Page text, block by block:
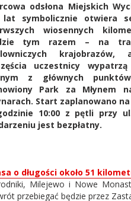
odsłona Miejskich
symbolicznie otwiera
wiosennych
tym razem – na
uczestnicy
z głównych
Park za Młynem
Start zaplanowano
10:00 z pętli przy
jest bezpłatny.
o długości około 51
Milejewo i Nowe
przebiegać będzie przez